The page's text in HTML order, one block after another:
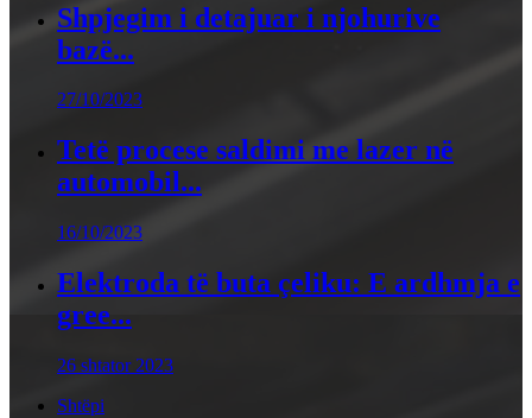
Shpjegim i detajuar i njohurive
bazë...
27/10/2023
Tetë procese saldimi me lazer në
automobil...
16/10/2023
Elektroda të buta çeliku: E ardhmja e
gree...
26 shtator 2023
Shtëpi